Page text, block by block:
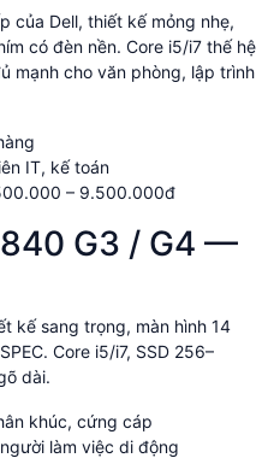
của Dell, thiết kế mỏng nhẹ,
có đèn nền. Core i5/i7 thế hệ
mạnh cho văn phòng, lập trình
IT, kế toán
– 9.500.000đ
G3 / G4 —
kế sang trọng, màn hình 14
Core i5/i7, SSD 256–
dài.
khúc, cứng cáp
làm việc di động